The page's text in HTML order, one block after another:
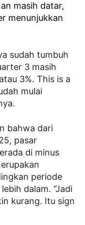
masih datar,
menunjukkan
sudah tumbuh
3 masih
3%. This is a
mulai
bahwa dari
pasar
di minus
periode
dalam. “Jadi
kurang. Itu sign